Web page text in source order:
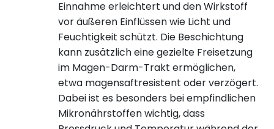
Einnahme erleichtert und den Wirkstoff
vor äußeren Einflüssen wie Licht und
Feuchtigkeit schützt. Die Beschichtung
kann zusätzlich eine gezielte Freisetzung
im Magen-Darm-Trakt ermöglichen,
etwa magensaftresistent oder verzögert.
Dabei ist es besonders bei empfindlichen
Mikronährstoffen wichtig, dass